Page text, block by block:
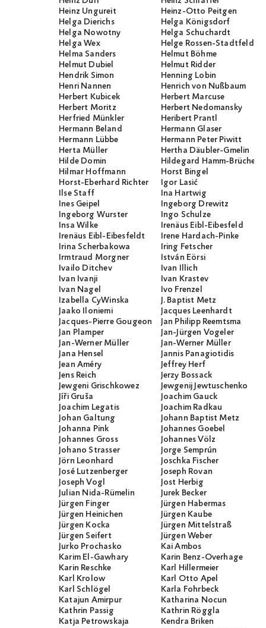
Heinz Ungureit
Heinz-Otto Peitgen
Helga Dierichs
Helga Königsdorf
Helga Nowotny
Helga Schuchardt
Helga Wex
Helge Rossen-Stadtfeld
Helma Sanders
Helmut Böhme
Helmut Dubiel
Helmut Ridder
Hendrik Simon
Henning Lobin
Henri Nannen
Henrich von Nußbaum
Herbert Kubicek
Herbert Marcuse
Herbert Moritz
Herbert Nedomansky
Herfried Münkler
Heribert Prantl
Hermann Beland
Hermann Glaser
Hermann Lübbe
Hermann Peter Piwitt
Herta Müller
Hertha Däubler-Gmelin
Hilde Domin
Hildegard Hamm-Brücher
Hilmar Hoffmann
Horst Bingel
Horst-Eberhard Richter
Igor Lasić
Ilse Staff
Ina Hartwig
Ines Geipel
Ingeborg Drewitz
Ingeborg Wurster
Ingo Schulze
Insa Wilke
Irenäus Eibl-Eibesfeld
Irenäus Eibl-Eibesfeldt
Irene Hardach-Pinke
Irina Scherbakowa
Iring Fetscher
Irmtraud Morgner
István Eörsi
Ivailo Ditchev
Ivan Illich
Ivan Ivanji
Ivan Krastev
Ivan Nagel
Ivo Frenzel
Izabella CyWinska
J. Baptist Metz
Jaako Iloniemi
Jacques Leenhardt
Jacques-Pierre Gougeon
Jan Philipp Reemtsma
Jan Plamper
Jan-Jürgen Vogeler
Jan-Werner Müller
Jan-Werner Müller
Jana Hensel
Jannis Panagiotidis
Jean Améry
Jeffrey Herf
Jens Reich
Jerzy Bossack
Jewgeni Grischkowez
Jewgenij Jewtuschenko
Jíři Gruša
Joachim Gauck
Joachim Legatis
Joachim Radkau
Johan Galtung
Johann Baptist Metz
Johanna Pink
Johannes Goebel
Johannes Gross
Johannes Völz
Johano Strasser
Jorge Semprún
Jörn Leonhard
Joschka Fischer
José Lutzenberger
Joseph Rovan
Joseph Vogl
Jost Herbig
Julian Nida-Rümelin
Jurek Becker
Jürgen Finger
Jürgen Habermas
Jürgen Heinichen
Jürgen Kaube
Jürgen Kocka
Jürgen Mittelstraß
Jürgen Seifert
Jürgen Weber
Jurko Prochasko
Kai Ambos
Karim El-Gawhary
Karin Benz-Overhage
Karin Reschke
Karl Hillermeier
Karl Krolow
Karl Otto Apel
Karl Schlögel
Karla Fohrbeck
Katajun Amirpur
Katharina Nocun
Kathrin Passig
Kathrin Röggla
Katja Petrowskaja
Kendra Briken